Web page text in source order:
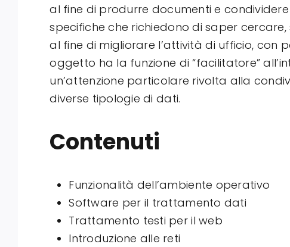
al fine di produrre documenti e
specifiche che richiedono di saper
al fine di migliorare l’attività di ufficio, con
oggetto ha la funzione di “facilitatore”
un’attenzione particolare rivolta alla
diverse tipologie di dati.
Contenuti
Funzionalità dell’ambiente operativo
Software per il trattamento dati
Trattamento testi per il web
Introduzione alle reti